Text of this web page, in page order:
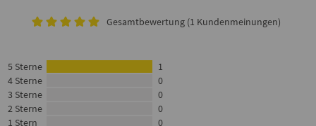
Gesamtbewertung (1 Kundenmeinungen)
5 Sterne
1
4 Sterne
0
3 Sterne
0
2 Sterne
0
1 Stern
0